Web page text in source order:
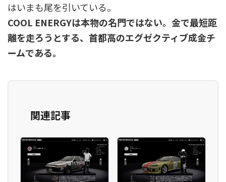
はいまも尾を引いている。
COOL ENERGYは本物の名門ではない。金で最短距
離を走ろうとする、首都高のエグゼクティブ成金チ
ームである。
関連記事